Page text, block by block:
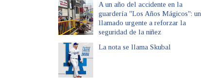
A un año del accidente en la
guardería "Los Años Mágicos": un
llamado urgente a reforzar la
seguridad de la niñez
La nota se llama Skubal